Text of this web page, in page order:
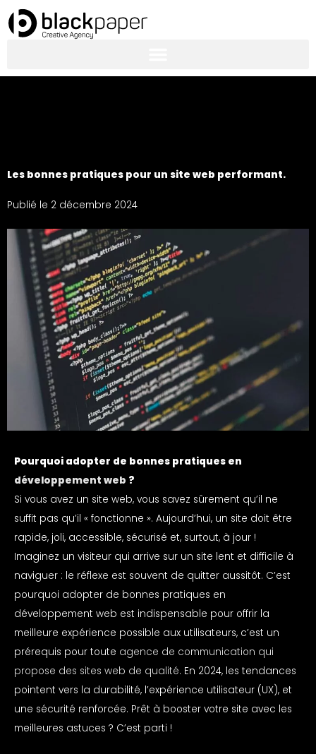
Aller
au
Les bonnes pratiques pour un site web performant.
Publié le 2 décembre 2024
Pourquoi adopter de bonnes pratiques en
développement web ?
Si vous avez un site web, vous savez sûrement qu’il ne
suffit pas qu’il « fonctionne ». Aujourd’hui, un site doit être
rapide, joli, accessible, sécurisé et, surtout, à jour !
Imaginez un visiteur qui arrive sur un site lent et difficile à
naviguer : le réflexe est souvent de quitter aussitôt. C’est
pourquoi adopter de bonnes pratiques en
développement web est indispensable pour offrir la
meilleure expérience possible aux utilisateurs, c’est un
prérequis pour toute agence de communication qui
propose des sites web de qualité. En 2024, les tendances
pointent vers la durabilité, l’expérience utilisateur (UX), et
une sécurité renforcée. Prêt à booster votre site avec les
meilleures astuces ? C’est parti !